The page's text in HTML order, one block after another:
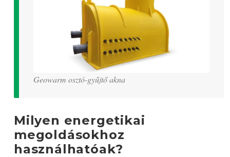
Geowarm osztó-gyűjtő akna
Milyen energetikai
megoldásokhoz
használhatóak?